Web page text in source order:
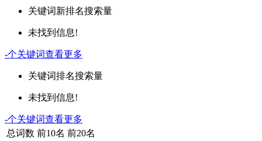
关键词新排名搜索量
未找到信息!
-个关键词查看更多
关键词排名搜索量
未找到信息!
-个关键词查看更多
总词数 前10名 前20名